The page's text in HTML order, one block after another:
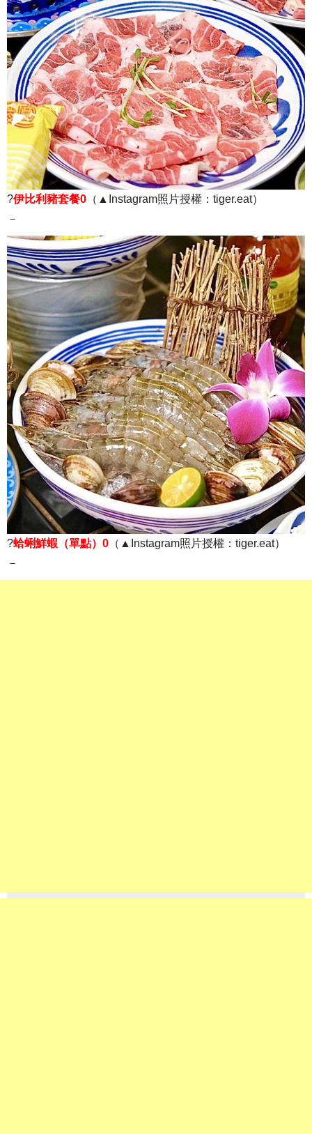
?伊比利豬套餐0 （▲Instagram照片授權：tiger.eat）
－
?蛤蜊鮮蝦（單點）0 （▲Instagram照片授權：tiger.eat）
－